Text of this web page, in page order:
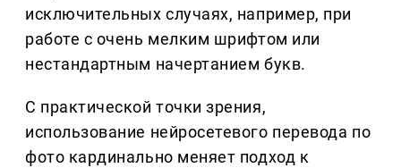
исключительных случаях, например, при
работе с очень мелким шрифтом или
нестандартным начертанием букв.
С практической точки зрения,
использование нейросетевого перевода по
фото кардинально меняет подход к